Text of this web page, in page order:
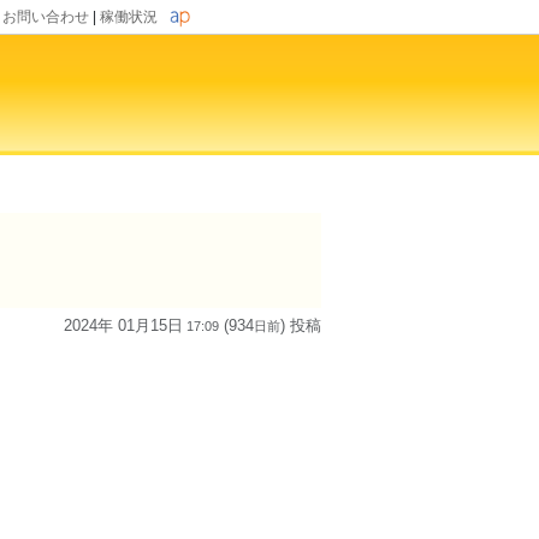
お問い合わせ 稼働状況
2024年 01月15日 17:09 (934日前) 投稿